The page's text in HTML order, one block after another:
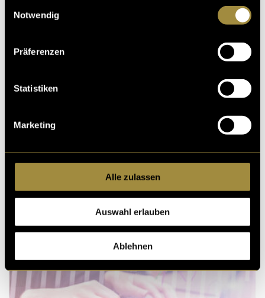
Notwendig
Präferenzen
Statistiken
Marketing
Alle zulassen
Auswahl erlauben
Ablehnen